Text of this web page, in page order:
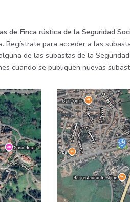
de Finca rústica de la Seguridad
Regístrate para acceder a las
de las subastas de la
cuando se publiquen nuevas